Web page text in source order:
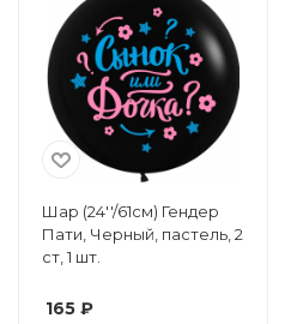
Шар (24''/61см) Гендер
Пати, Черный, пастель, 2
ст, 1 шт.
165 ₽